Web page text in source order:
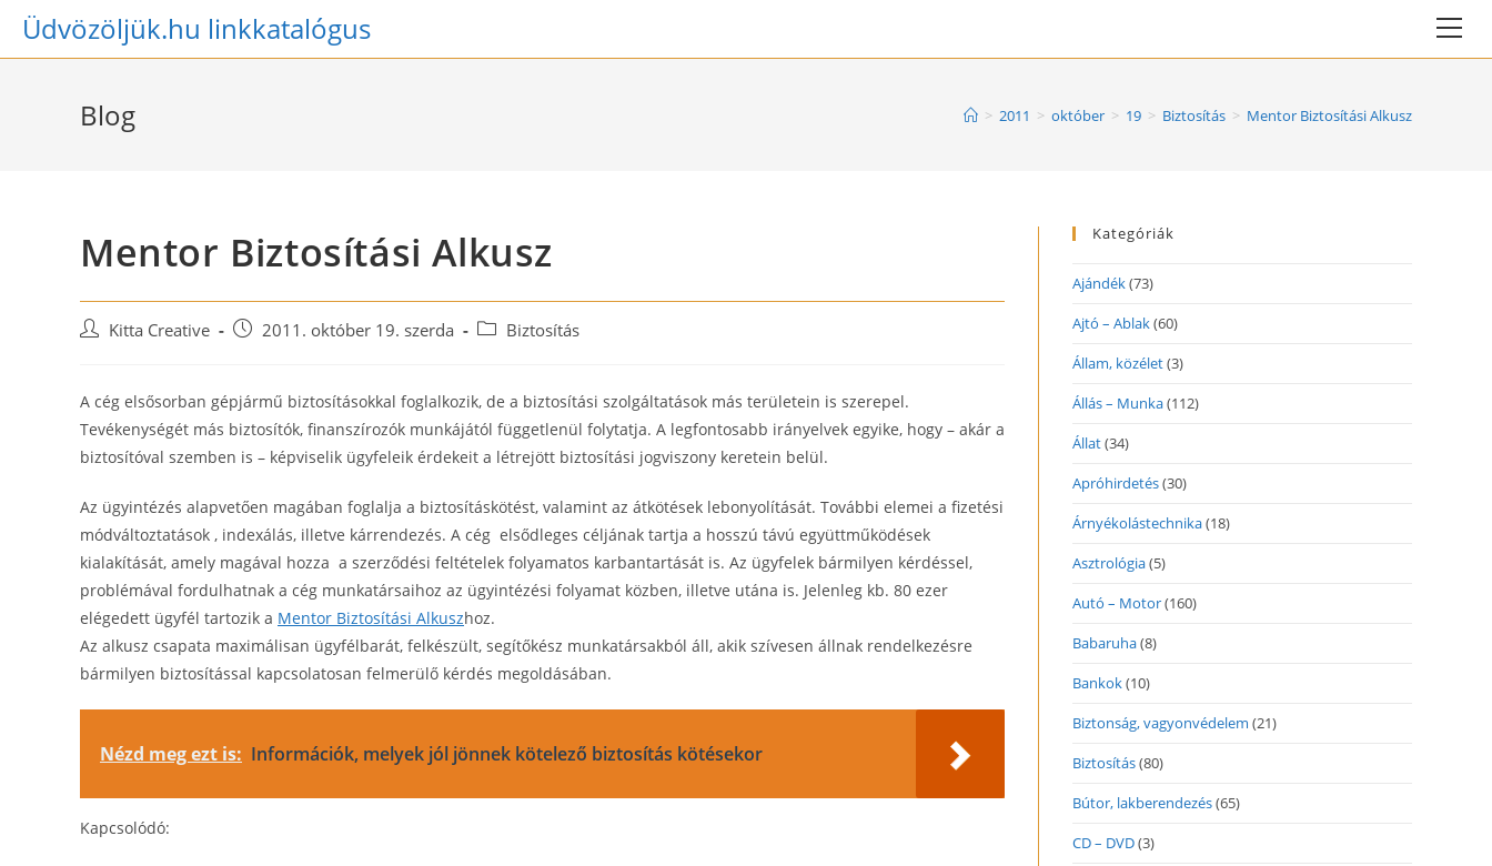
SkipÜdvözöljük.hu linkkatalógus
Blog > 2011 > október > 19 > Biztosítás > Mentor Biztosítási Alkusz
Mentor Biztosítási Alkusz
Post Kitta Creative
Post 2011. október 19. szerda
Post Biztosítás
A cég elsősorban gépjármű biztosításokkal foglalkozik, de a biztosítási szolgáltatások más területein is szerepel.
Tevékenységét más biztosítók, finanszírozók munkájától függetlenül folytatja. A legfontosabb irányelvek egyike, hogy – akár a
biztosítóval szemben is – képviselik ügyfeleik érdekeit a létrejött biztosítási jogviszony keretein belül.
Az ügyintézés alapvetően magában foglalja a biztosításkötést, valamint az átkötések lebonyolítását. További elemei a fizetési
módváltoztatások , indexálás, illetve kárrendezés. A cég elsődleges céljának tartja a hosszú távú együttműködések
kialakítását, amely magával hozza a szerződési feltételek folyamatos karbantartását is. Az ügyfelek bármilyen kérdéssel,
problémával fordulhatnak a cég munkatársaihoz az ügyintézési folyamat közben, illetve utána is. Jelenleg kb. 80 ezer
elégedett ügyfél tartozik a Mentor Biztosítási Alkuszhoz.
Az alkusz csapata maximálisan ügyfélbarát, felkészült, segítőkész munkatársakból áll, akik szívesen állnak rendelkezésre
bármilyen biztosítással kapcsolatosan felmerülő kérdés megoldásában.
Nézd meg ezt is: Információk, melyek jól jönnek kötelező biztosítás kötésekor
Kapcsolódó:
Kategóriák
Ajándék(73)
Ajtó – Ablak(60)
Állam, közélet(3)
Állás – Munka(112)
Állat(34)
Apróhirdetés(30)
Árnyékolástechnika(18)
Asztrológia(5)
Autó – Motor(160)
Babaruha(8)
Bankok(10)
Biztonság, vagyonvédelem (21)
Biztosítás(80)
Bútor, lakberendezés(65)
CD – DVD(3)